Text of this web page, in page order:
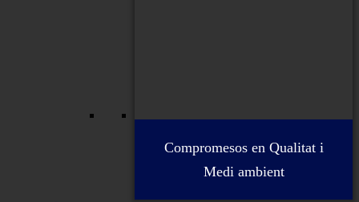
Compromesos en Qualitat i
Medi ambient